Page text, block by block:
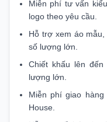
Miễn phí tư vấn
logo theo yêu cầu.
Hỗ trợ xem áo
số lượng lớn.
Chiết khấu lên
lượng lớn.
Miễn phí giao
House.